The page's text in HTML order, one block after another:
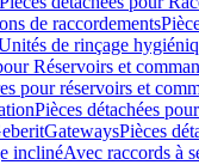
de raccordements
de rinçage
Réservoirs et
pour réservoirs et
Pièces détachées
GatewaysPièces
inclinéAvec raccords à